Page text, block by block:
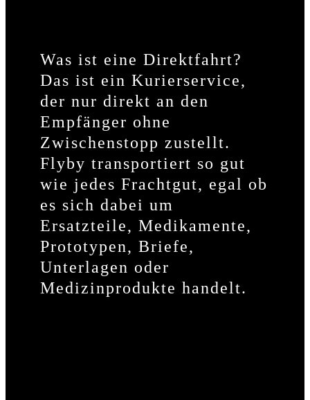
Was ist eine Direktfahrt?
Das ist ein Kurierservice,
der nur direkt an den
Empfänger ohne
Zwischenstopp zustellt.
Flyby transportiert so gut
wie jedes Frachtgut, egal ob
es sich dabei um
Ersatzteile, Medikamente,
Prototypen, Briefe,
Unterlagen oder
Medizinprodukte handelt.